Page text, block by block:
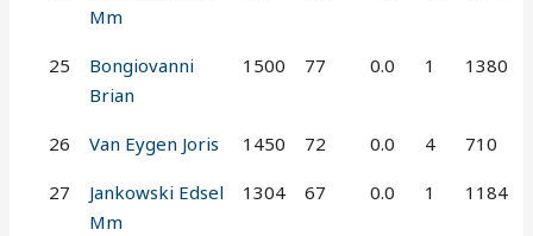
Mm
25
Bongiovanni
Brian
1500 77 0.0 1 1380
26 Van Eygen Joris 1450 72 0.0 4 710
27
Jankowski Edsel
Mm
1304 67 0.0 1 1184